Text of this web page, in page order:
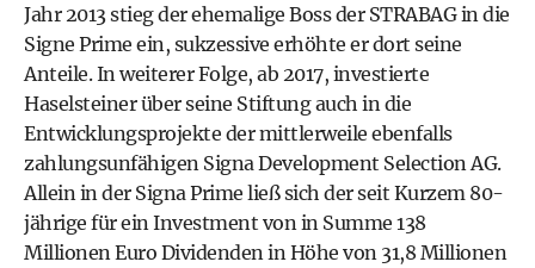
Jahr 2013 stieg der ehemalige Boss der STRABAG in die
Signe Prime ein, sukzessive erhöhte er dort seine
Anteile. In weiterer Folge, ab 2017, investierte
Haselsteiner über seine Stiftung auch in die
Entwicklungsprojekte der mittlerweile ebenfalls
zahlungsunfähigen Signa Development Selection AG.
Allein in der Signa Prime ließ sich der seit Kurzem 80-
jährige für ein Investment von in Summe 138
Millionen Euro Dividenden in Höhe von 31,8 Millionen